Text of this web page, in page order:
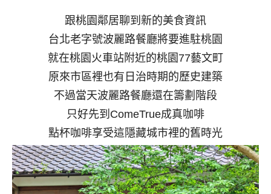
跟桃園鄰居聊到新的美食資訊
台北老字號波麗路餐廳將要進駐桃園
就在桃園火車站附近的桃園77藝文町
原來市區裡也有日治時期的歷史建築
不過當天波麗路餐廳還在籌劃階段
只好先到ComeTrue成真咖啡
點杯咖啡享受這隱藏城市裡的舊時光